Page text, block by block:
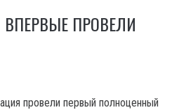
ПРОВЕЛИ
провели первый полноценный